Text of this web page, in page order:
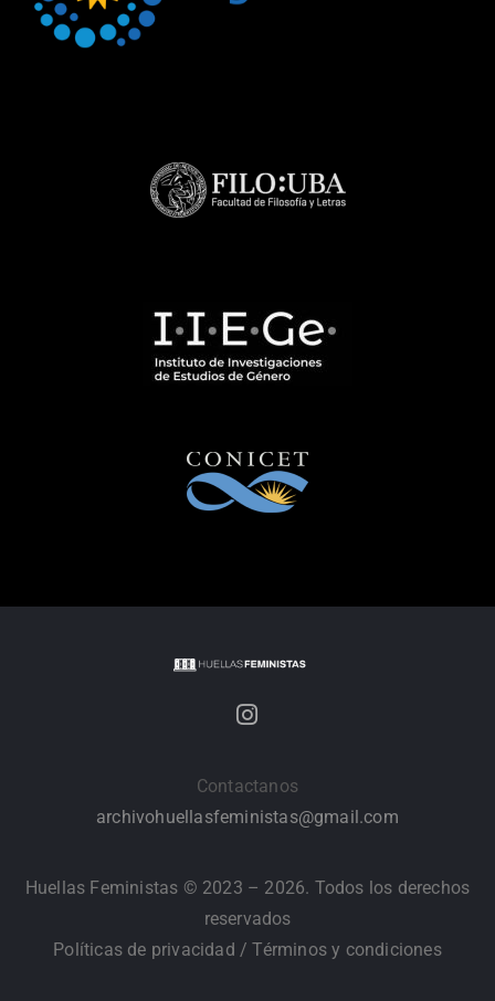
Contactanos
archivohuellasfeministas@gmail.com
Huellas Feministas © 2023 – 2026. Todos los derechos
reservados
Políticas de privacidad /Términos y condiciones